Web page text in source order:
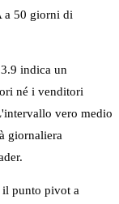
a 50 giorni di
indica un
né i venditori
vero medio
giornaliera
punto pivot a